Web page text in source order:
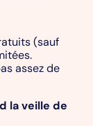
(sauf
assez de
la veille de